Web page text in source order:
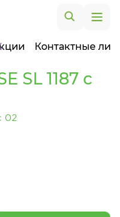
Контактные
SL 1187 c